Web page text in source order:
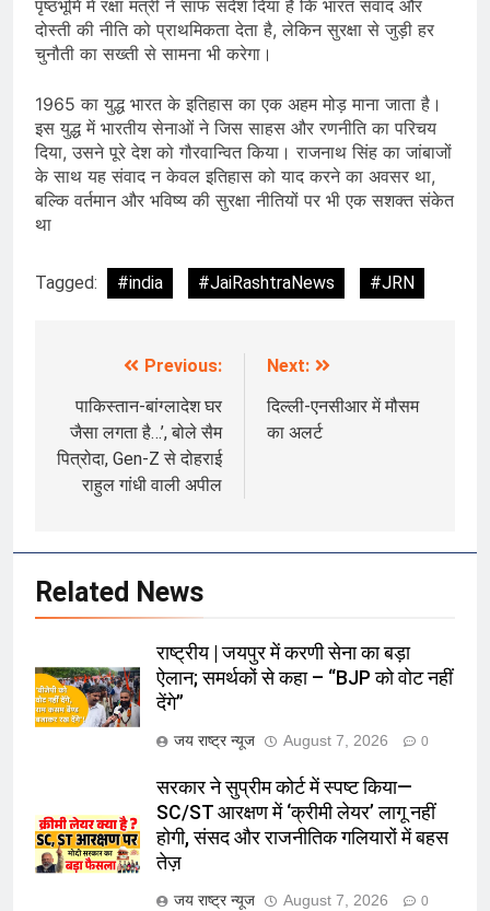
पृष्ठभूमि में रक्षा मंत्री ने साफ संदेश दिया है कि भारत संवाद और
दोस्ती की नीति को प्राथमिकता देता है, लेकिन सुरक्षा से जुड़ी हर
चुनौती का सख्ती से सामना भी करेगा।
1965 का युद्ध भारत के इतिहास का एक अहम मोड़ माना जाता है।
इस युद्ध में भारतीय सेनाओं ने जिस साहस और रणनीति का परिचय
दिया, उसने पूरे देश को गौरवान्वित किया। राजनाथ सिंह का जांबाजों
के साथ यह संवाद न केवल इतिहास को याद करने का अवसर था,
बल्कि वर्तमान और भविष्य की सुरक्षा नीतियों पर भी एक सशक्त संकेत
था
Tagged: #india #JaiRashtraNews #JRN
navigation
Previous:
पाकिस्तान-बांग्लादेश घर
जैसा लगता है…’, बोले सैम
पित्रोदा, Gen-Z से दोहराई
राहुल गांधी वाली अपील
Next:
दिल्ली-एनसीआर में मौसम
का अलर्ट
Related News
राष्ट्रीय | जयपुर में करणी सेना का बड़ा
ऐलान; समर्थकों से कहा – “BJP को वोट नहीं
देंगे”
जय राष्ट्र न्यूज August 7, 2026 0
सरकार ने सुप्रीम कोर्ट में स्पष्ट किया—
SC/ST आरक्षण में ‘क्रीमी लेयर’ लागू नहीं
होगी, संसद और राजनीतिक गलियारों में बहस
तेज़
जय राष्ट्र न्यूज August 7, 2026 0